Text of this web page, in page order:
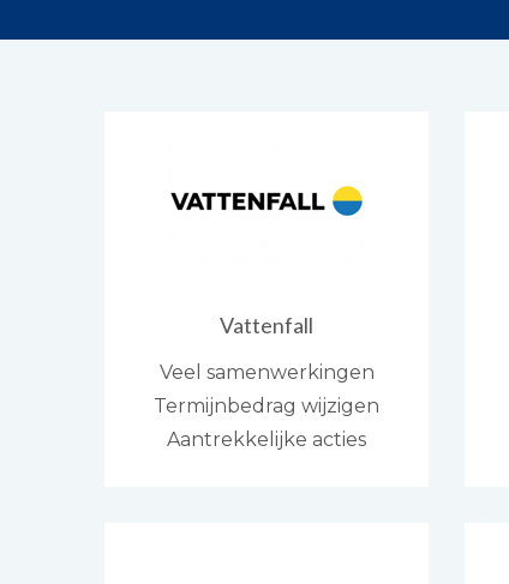
Vattenfall
Veel samenwerkingen
Termijnbedrag wijzigen
Aantrekkelijke acties